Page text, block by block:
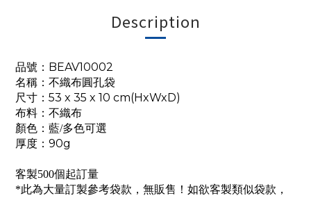
Description
品號：BEAV10002
名稱： 不織布圓孔袋
尺寸：53 x 35 x 10 cm(HxWxD)
布料：不織布
顏色：藍/多色可選
厚度：90g
客製500個起訂量
*此為大量訂製參考袋款，無販售！如欲客製類似袋款，